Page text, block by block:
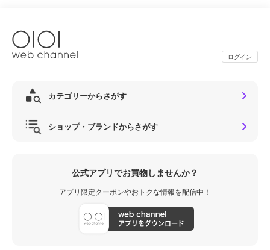
ログイン
カテゴリーからさがす
ショップ・ブランドからさがす
公式アプリでお買物しませんか？
アプリ限定クーポンやおトクな情報を配信中！